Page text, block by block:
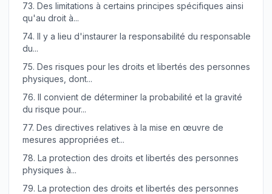
73. Des limitations à certains principes spécifiques ainsi
qu'au droit à...
74. Il y a lieu d'instaurer la responsabilité du responsable
du...
75. Des risques pour les droits et libertés des personnes
physiques, dont...
76. Il convient de déterminer la probabilité et la gravité
du risque pour...
77. Des directives relatives à la mise en œuvre de
mesures appropriées et...
78. La protection des droits et libertés des personnes
physiques à...
79. La protection des droits et libertés des personnes